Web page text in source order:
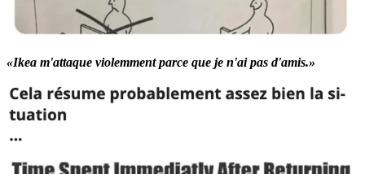
«Ikea m'attaque violemment parce que je n'ai pas d'amis.»